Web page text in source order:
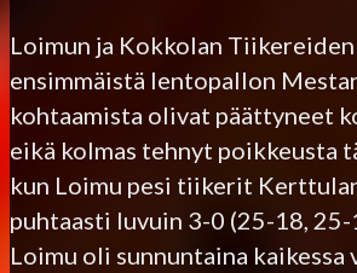
Loimun ja Kokkolan
ensimmäistä lentopallon
kohtaamista olivat päättyneet
eikä kolmas tehnyt poikkeusta
kun Loimu pesi tiikerit
puhtaasti luvuin 3-0 (25-18,
Loimu oli sunnuntaina kaikessa